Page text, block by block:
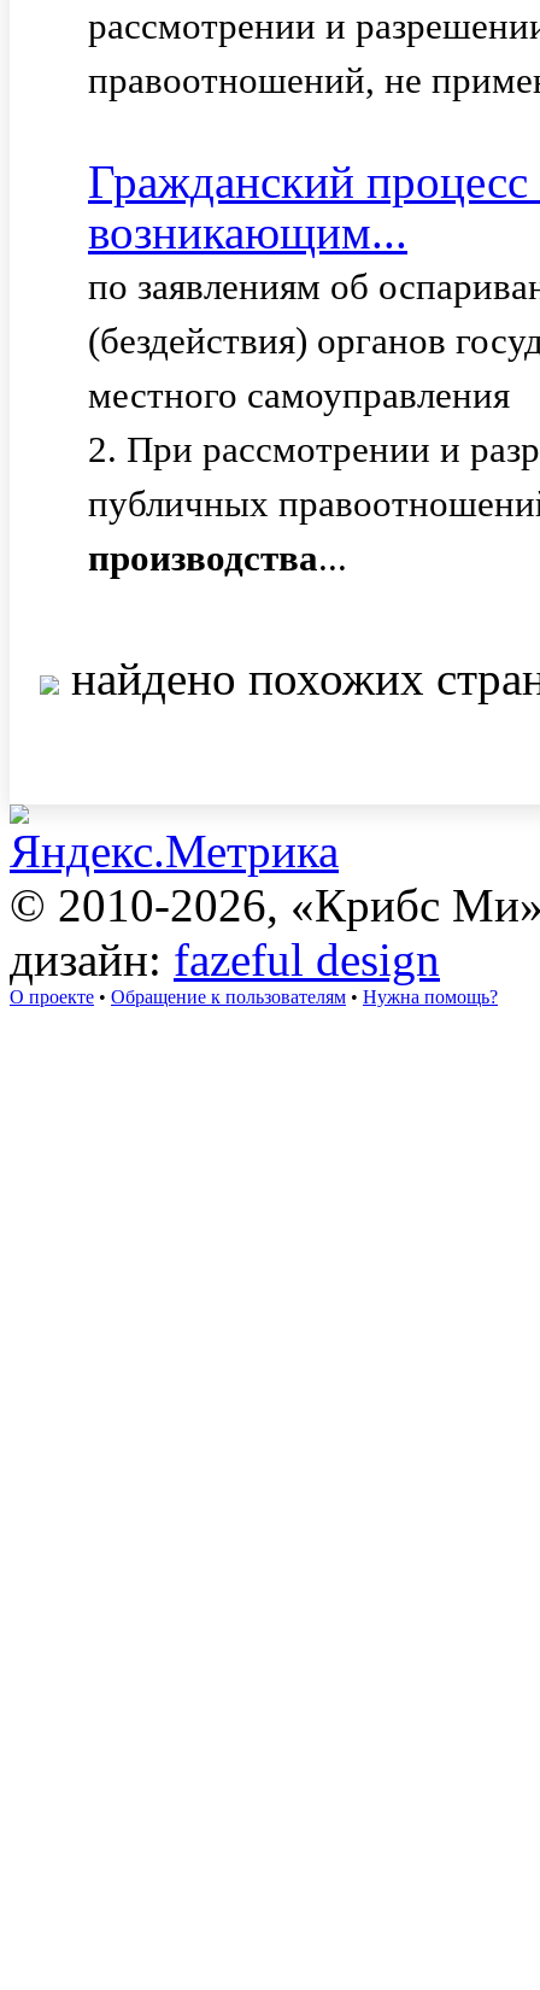
рассмотрении и
правоотношений, не
Гражданский
возникающим...
по заявлениям об
(бездействия) органов
местного самоуправления
2. При рассмотрении и
публичных
производства...
найдено похожих
© 2010-2026, «Крибс
дизайн: fazeful design
О проекте • Обращение к пользователям • Нужна помощь?